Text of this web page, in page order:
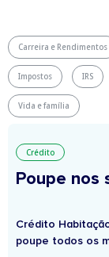
Carreira e Rendimentos
Impostos IRS
Vida e família
Crédito
Poupe nos
Crédito
poupe todos os